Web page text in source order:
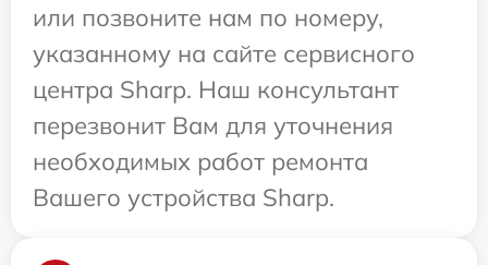
или позвоните нам по номеру,
указанному на сайте сервисного
центра Sharp. Наш консультант
перезвонит Вам для уточнения
необходимых работ ремонта
Вашего устройства Sharp.